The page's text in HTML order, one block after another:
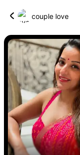
couple love